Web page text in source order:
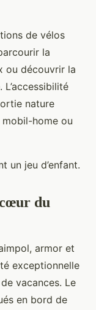
de vélos
la
ou découvrir la
nature
home ou
un jeu d’enfant.
du
armor et
exceptionnelle
vacances. Le
en bord de